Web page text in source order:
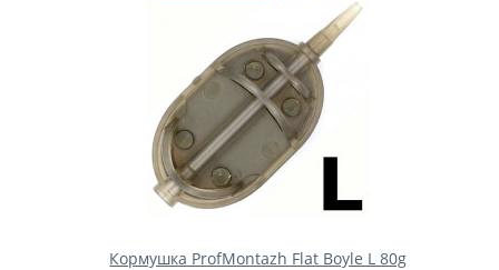
Кормушка ProfMontazh Flat Boyle L 80g